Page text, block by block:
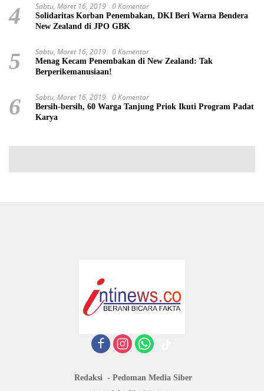
4 Sabtu, Maret 16, 2019 0 Komentar
Solidaritas Korban Penembakan, DKI Beri Warna Bendera
New Zealand di JPO GBK
5 Sabtu, Maret 16, 2019 0 Komentar
Menag Kecam Penembakan di New Zealand: Tak
Berperikemanusiaan!
6 Sabtu, Maret 16, 2019 0 Komentar
Bersih-bersih, 60 Warga Tanjung Priok Ikuti Program Padat
Karya
Redaksi
Pedoman Media Siber